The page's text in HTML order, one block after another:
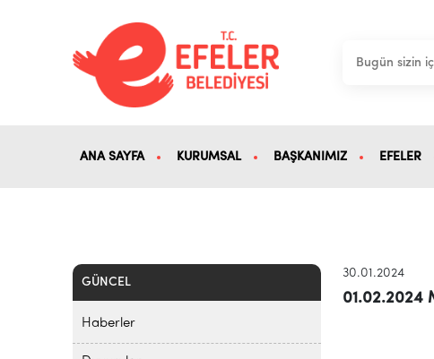
ANA SAYFA KURUMSAL BAŞKANIMIZ EFELER
GÜNCEL
Haberler
30.01.2024
01.02.2024